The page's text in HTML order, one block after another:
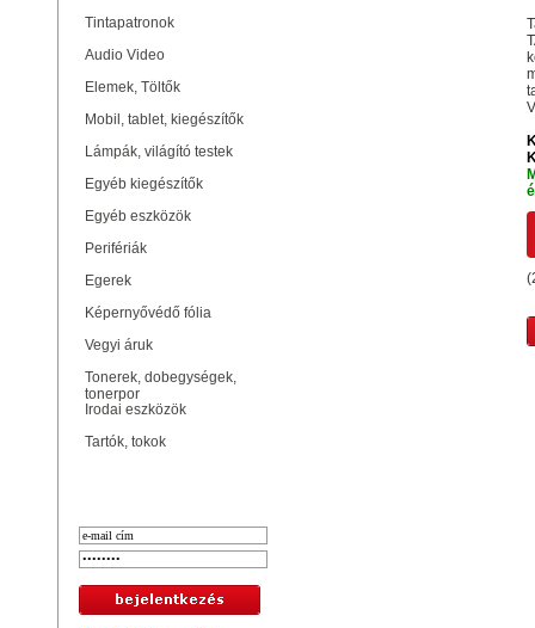
Tintapatronok
Audio Video
Elemek, Töltők
Mobil, tablet, kiegészítők
Lámpák, világító testek
Egyéb kiegészítők
Egyéb eszközök
Perifériák
Egerek
Képernyővédő fólia
Vegyi áruk
Tonerek, dobegységek,
tonerpor
Irodai eszközök
Tartók, tokok